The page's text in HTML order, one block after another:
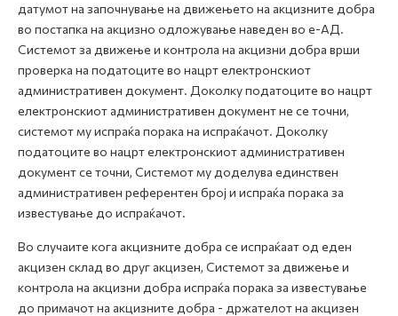
датумот на започнување на движењето на акцизните добра
во постапка на акцизно одложување наведен во е-АД.
Системот за движење и контрола на акцизни добра врши
проверка на податоците во нацрт електронскиот
административен документ. Доколку податоците во нацрт
електронскиот административен документ не се точни,
системот му испраќа порака на испраќачот. Доколку
податоците во нацрт електронскиот административен
документ се точни, Системот му доделува единствен
административен референтен број и испраќа порака за
известување до испраќачот.
Во случаите кога акцизните добра се испраќаат од еден
акцизен склад во друг акцизен, Системот за движење и
контрола на акцизни добра испраќа порака за известување
до примачот на акцизните добра - држателот на акцизен